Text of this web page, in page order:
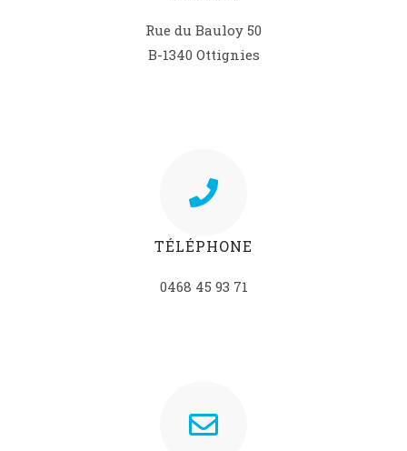
Rue du Bauloy 50
B-1340 Ottignies
TÉLÉPHONE
0468 45 93 71